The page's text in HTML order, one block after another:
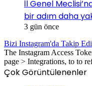
İl Genel
bir adım daha
3 gün önce
Bizi Instagram'da Takip
The Instagram Access
page > Integrations, to to
Çok Görüntülenenler